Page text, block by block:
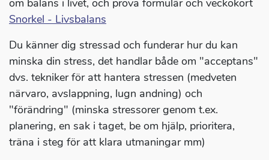
om balans i livet, och prova formulär och veckokort
Snorkel - Livsbalans
Du känner dig stressad och funderar hur du kan
minska din stress, det handlar både om "acceptans"
dvs. tekniker för att hantera stressen (medveten
närvaro, avslappning, lugn andning) och
"förändring" (minska stressorer genom t.ex.
planering, en sak i taget, be om hjälp, prioritera,
träna i steg för att klara utmaningar mm)